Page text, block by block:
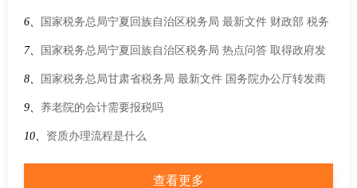
外商品市场行情变动没能在规定期限内收汇，能否申报办理出
口退税？
6、 国家税务总局宁夏回族自治区税务局 最新文件 财政部 税务
总局 水利部关于印发《水资源税改革试点实施办法》的通知
7、 国家税务总局宁夏回族自治区税务局 热点问答 取得政府发
放的财政补贴需要缴纳增值税吗？
8、 国家税务总局甘肃省税务局 最新文件 国务院办公厅转发商
务部《关于支持国际消费中心城市培育建设的若干措施》的通
知
9、 养老院的会计需要报税吗
10、 资质办理流程是什么
查看更多